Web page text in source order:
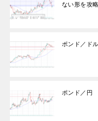
ない形を攻
ポンド／
ポンド／